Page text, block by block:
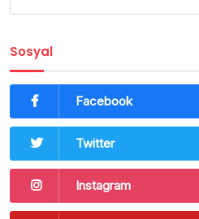
Sosyal
Facebook
Twitter
Instagram